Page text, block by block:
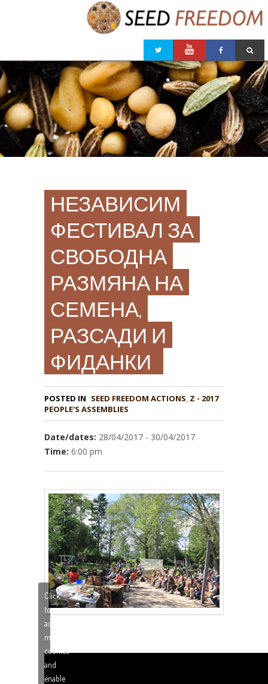
НЕЗАВИСИМ
ФЕСТИВАЛ ЗА
СВОБОДНА
РАЗМЯНА НА
СЕМЕНА,
РАЗСАДИ И
ФИДАНКИ
POSTED IN , Z - 2017
PEOPLE'S ASSEMBLIES
Date/dates: 28/04/2017 - 30/04/2017
Time: 6:00 pm
Click
to
accept
marketing
cookies
and
enable